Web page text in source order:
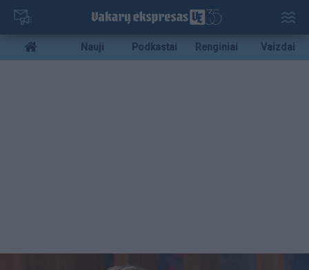
Pereiti
pagrindinį
turinį
Mobile
menu
Nauji Podkastai Renginiai Vaizdai